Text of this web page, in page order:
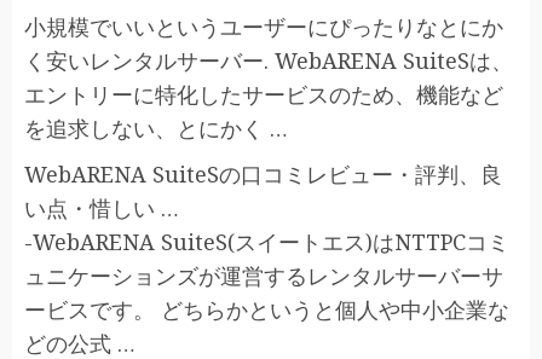
小規模でいいというユーザーにぴったりなとにか
く安いレンタルサーバー. WebARENA SuiteSは、
エントリーに特化したサービスのため、機能など
を追求しない、とにかく …
WebARENA SuiteSの口コミレビュー・評判、良
い点・惜しい …
-WebARENA SuiteS(スイートエス)はNTTPCコミ
ュニケーションズが運営するレンタルサーバーサ
ービスです。 どちらかというと個人や中小企業な
どの公式 …